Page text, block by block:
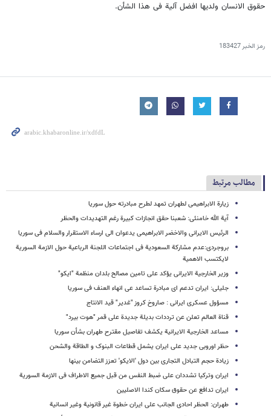
حقوق الانسان ولدیها افضل آلیة فی هذا الشأن.
رمز الخبر183427
مطالب مرتبط
زیارة الابراهیمی لطهران تمهد لطرح مبادرته حول سوریا
آیة الله خامنئی: شعبنا حقق انجازات کبیرة رغم التهدیدات والحظر
الرئیس الایرانی والاخضر الابراهیمی یدعوان الى ارساء الاستقرار والسلام فی سوریا
بروجردی:عدم مشارکة السعودیة فی اجتماعات اللجنة الرباعیة حول الازمة السوریة
لایکتسب الاهمیة
وزیر الخارجیة الایرانی یؤکد على تامین مصالح بلدان منظمة "ایکو"
جلیلی: ایران تدعم ای مبادرة تساعد عى انهاء العنف فی سوریا
مسؤول عسکری ایرانی : صاروخ کروز "غدیر" قید الانتاج
قناة العالم تعلن عن ترددات بدیلة جدیدة على قمر "هوت بیرد"
مساعد الخارجیة الایرانیة یکشف تفاصیل مقترح طهران بشأن سوریا
حظر اوروبی جدید على ایران یشمل قطاعات البنوک و الطاقة والشحن
زیادة حجم التبادل التجاری بین دول 'الایکو' تعزز التضامن بینها
ایران وترکیا تشددان علی ضبط النفس من قبل جمیع الاطراف فی الازمة السوریة
ایران تدافع عن حقوق سکان کندا الاصلیین
طهران: الحظر احادی الجانب على ایران خطوة غیر قانونیة وغیر انسانیة